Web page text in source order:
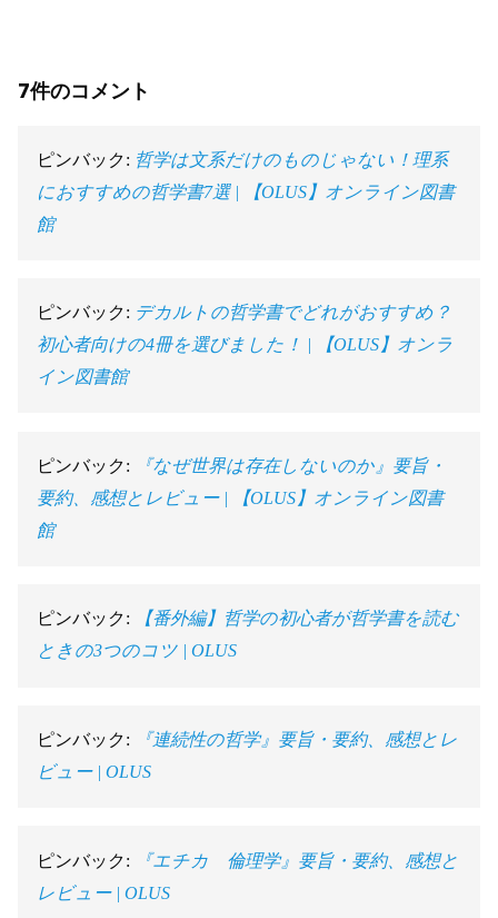
7件のコメント
ピンバック: 哲学は文系だけのものじゃない！理系
におすすめの哲学書7選 | 【OLUS】オンライン図書
館
ピンバック: デカルトの哲学書でどれがおすすめ？
初心者向けの4冊を選びました！ | 【OLUS】オンラ
イン図書館
ピンバック:
『なぜ世界は存在しないのか』要旨・
要約、感想とレビュー | 【OLUS】オンライン図書
館
ピンバック:
【番外編】哲学の初心者が哲学書を読む
ときの3つのコツ | OLUS
ピンバック:
『連続性の哲学』要旨・要約、感想とレ
ビュー | OLUS
ピンバック:
『エチカ 倫理学』要旨・要約、感想と
レビュー | OLUS